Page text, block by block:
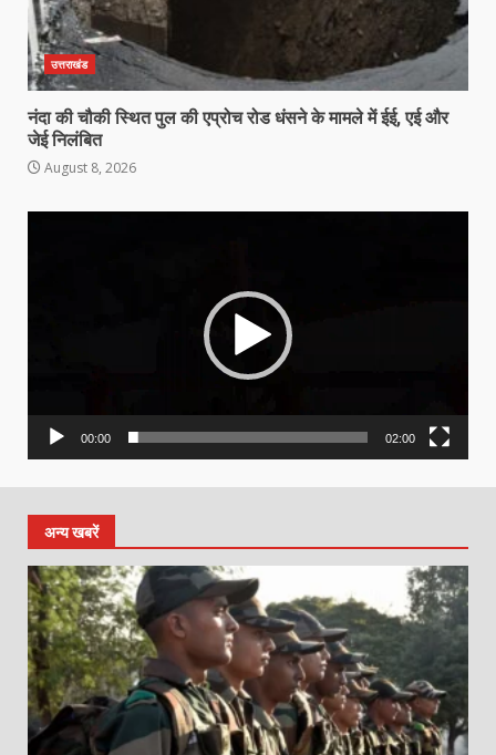
उत्तराखंड
नंदा की चौकी स्थित पुल की एप्रोच रोड धंसने के मामले में ईई, एई और
जेई निलंबित
August 8, 2026
00:00 02:00
अन्य खबरें